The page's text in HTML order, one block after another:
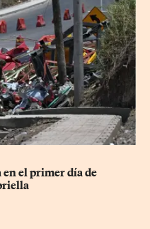
en el primer día de